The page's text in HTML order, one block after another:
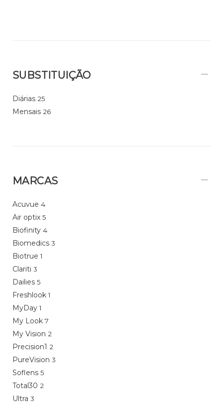
SUBSTITUIÇÃO
Diárias 25
Mensais 26
MARCAS
Acuvue 4
Air optix 5
Biofinity 4
Biomedics 3
Biotrue 1
Clariti 3
Dailies 5
Freshlook 1
MyDay 1
My Look 7
My Vision 2
Precision1 2
PureVision 3
Soflens 5
Total30 2
Ultra 3